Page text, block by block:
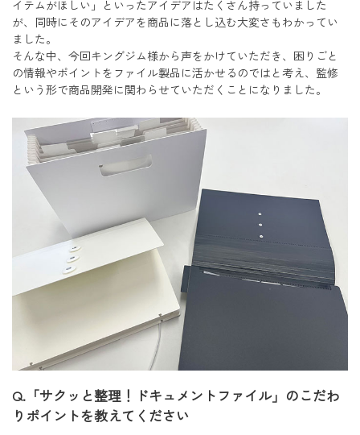
イテムがほしい」といったアイデアはたくさん持っていました
が、同時にそのアイデアを商品に落とし込む大変さもわかってい
ました。
そんな中、今回キングジム様から声をかけていただき、困りごと
の情報やポイントをファイル製品に活かせるのではと考え、監修
という形で商品開発に関わらせていただくことになりました。
Q.「サクッと整理！ドキュメントファイル」のこだわ
りポイントを教えてください